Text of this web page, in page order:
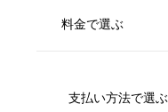
料金で選ぶ
支払い方法で選ぶ